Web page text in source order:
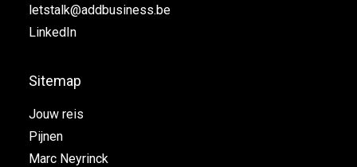
letstalk@addbusiness.be
LinkedIn
Sitemap
Jouw reis
Pijnen
Marc Neyrinck